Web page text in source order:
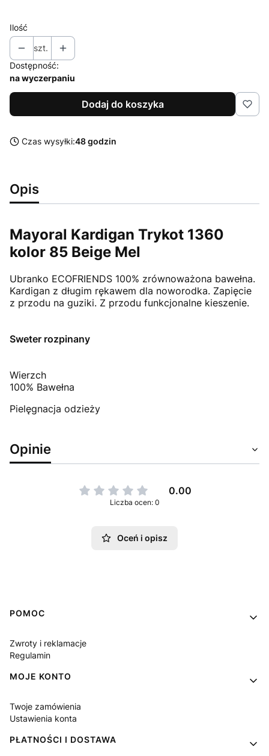
Ilość
szt.
Dostępność:
na wyczerpaniu
Dodaj do koszyka
Czas wysyłki:48 godzin
Opis
Mayoral Kardigan Trykot 1360
kolor 85 Beige Mel
Ubranko ECOFRIENDS 100% zrównoważona bawełna.
Kardigan z długim rękawem dla noworodka. Zapięcie
z przodu na guziki. Z przodu funkcjonalne kieszenie.
Sweter rozpinany
Wierzch
100% Bawełna
Pielęgnacja odzieży
Opinie
0.00
Liczba ocen: 0
Oceń i opisz
Linki w stopce
POMOC
Zwroty i reklamacje
Regulamin
MOJE KONTO
Twoje zamówienia
Ustawienia konta
PŁATNOŚCI I DOSTAWA